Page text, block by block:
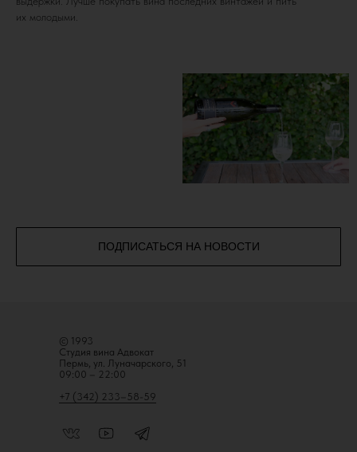
их молодыми.
ПОДПИСАТЬСЯ НА НОВОСТИ
© 1993
Студия вина Адвокат
Пермь, ул. Луначарского, 51
09:00 – 22:00
+7 (342) 233–58-59